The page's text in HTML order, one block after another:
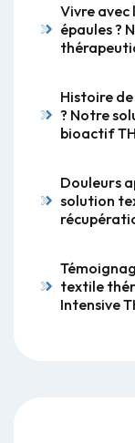
Vivre avec
épaules ?
Histoire
? Notre
bioactif
Douleurs
solution
textile
Intensive